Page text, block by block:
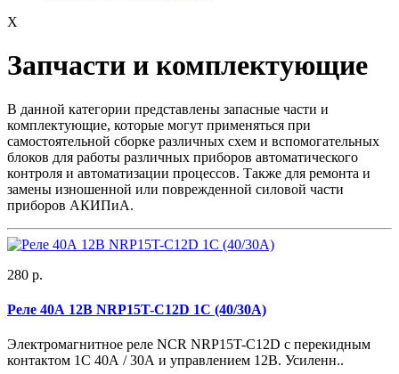
X
Запчасти и комплектующие
В данной категории представлены запасные части и
комплектующие, которые могут применяться при
самостоятельной сборке различных схем и вспомогательных
блоков для работы различных приборов автоматического
контроля и автоматизации процессов. Также для ремонта и
замены изношенной или поврежденной силовой части
приборов АКИПиА.
280 р.
Реле 40А 12В NRP15T-C12D 1C (40/30А)
Электромагнитное реле NCR NRP15T-C12D с перекидным
контактом 1C 40А / 30А и управлением 12В. Усиленн..